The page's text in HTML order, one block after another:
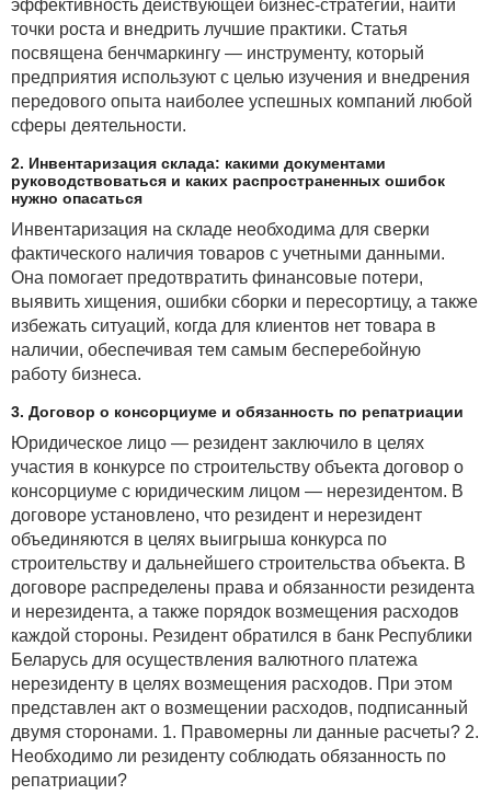
эффективность действующей бизнес-стратегии, найти
точки роста и внедрить лучшие практики. Статья
посвящена бенчмаркингу — инструменту, который
предприятия используют с целью изучения и внедрения
передового опыта наиболее успешных компаний любой
сферы деятельности.
2. Инвентаризация склада: какими документами
руководствоваться и каких распространенных ошибок
нужно опасаться
Инвентаризация на складе необходима для сверки
фактического наличия товаров с учетными данными.
Она помогает предотвратить финансовые потери,
выявить хищения, ошибки сборки и пересортицу, а также
избежать ситуаций, когда для клиентов нет товара в
наличии, обеспечивая тем самым бесперебойную
работу бизнеса.
3. Договор о консорциуме и обязанность по репатриации
Юридическое лицо — резидент заключило в целях
участия в конкурсе по строительству объекта договор о
консорциуме с юридическим лицом — нерезидентом. В
договоре установлено, что резидент и нерезидент
объединяются в целях выигрыша конкурса по
строительству и дальнейшего строительства объекта. В
договоре распределены права и обязанности резидента
и нерезидента, а также порядок возмещения расходов
каждой стороны. Резидент обратился в банк Республики
Беларусь для осуществления валютного платежа
нерезиденту в целях возмещения расходов. При этом
представлен акт о возмещении расходов, подписанный
двумя сторонами. 1. Правомерны ли данные расчеты? 2.
Необходимо ли резиденту соблюдать обязанность по
репатриации?